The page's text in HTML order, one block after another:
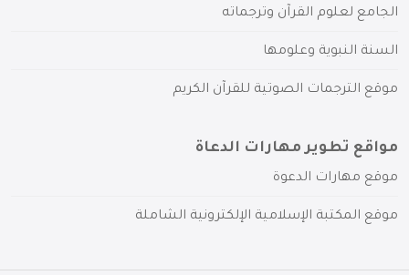
الجامع لعلوم القرآن وترجماته
السنة النبوية وعلومها
موقع الترجمات الصوتية للقرآن الكريم
مواقع تطوير مهارات الدعاة
موقع مهارات الدعوة
موقع المكتبة الإسلامية الإلكترونية الشاملة